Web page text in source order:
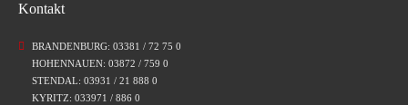
Kontakt
BRANDENBURG: 03381 / 72 75 0
HOHENNAUEN: 03872 / 759 0
STENDAL: 03931 / 21 888 0
KYRITZ: 033971 / 886 0